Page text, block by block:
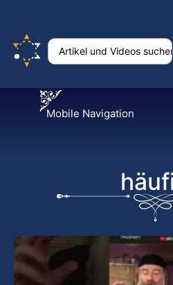
Mobile Navigation